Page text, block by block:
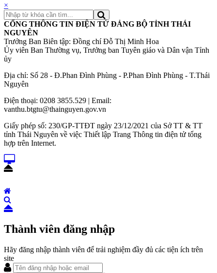
×
CỔNG THÔNG TIN ĐIỆN TỬ ĐẢNG BỘ TỈNH THÁI
NGUYÊN
Trưởng Ban Biên tập: Đồng chí Đỗ Thị Minh Hoa
Ủy viên Ban Thường vụ, Trưởng ban Tuyên giáo và Dân vận Tỉnh
ủy
Địa chỉ: Số 28 - Đ.Phan Đình Phùng - P.Phan Đình Phùng - T.Thái
Nguyên
Điện thoại: 0208 3855.529 | Email:
vanthu.btgtu@thainguyen.gov.vn
Giấy phép số: 230/GP-TTĐT ngày 23/12/2021 của Sở TT & TT
tỉnh Thái Nguyên về việc Thiết lập Trang Thông tin điện tử tổng
hợp trên Internet.
Thành viên đăng nhập
Hãy đăng nhập thành viên để trải nghiệm đầy đủ các tiện ích trên
site